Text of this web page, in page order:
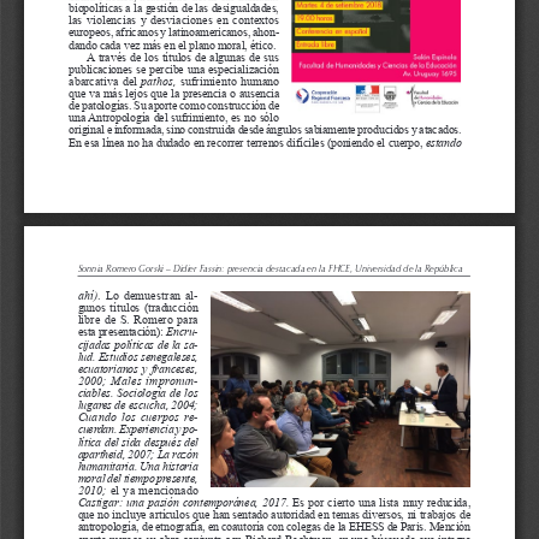
biopolíticas a la gestión de las desigualdades,
las  violencias  y  desviaciones  en  contextos
europeos, africanos y latinoamericanos, ahon-
dando cada vez más en el plano moral, ético.
A  través  de  los  títulos  de  algunas  de  sus
publicaciones  se  percibe  una  especialización
abarcativa  del pathos, sufrimiento  humano
que va más lejos que la presencia o ausencia
de patologías. Su aporte como construcción de
una Antropología del sufrimiento, es no sólo
original e informada, sino construida desde ángulos sabiamente producidos y atacados.
En esa línea no ha dudado en recorrer terrenos difíciles (poniendo el cuerpo, estando
Sonnia Romero Gorski – Didier Fassin: presencia destacada en la FHCE, Universidad de la República
ahí) .  Lo  demuestran  al-
gunos  títulos  (traducción
libre  de  S.  Romero  para
esta presentación): Encru-
cijadas políticas de la sa-
lud. Estudios senegaleses,
ecuatorianos  y  franceses,
2000;  Males  impronun-
ciables. Sociología de los
lugares de escucha, 2004;
Cuando  los  cuerpos  re-
cuerdan. Experiencia y po-
lítica del sida después del
apartheid, 2007; La razón
humanitaria. Una historia
moral del tiempo presente,
2010; el  ya  mencionado
Castigar:  una  pasión  contemporánea,  2017. Es  por  cierto  una  lista  muy  reducida,
que no incluye artículos que han sentado autoridad en temas diversos, ni trabajos de
antropología, de etnografía, en coautoría con colegas de la EHESS de Paris. Mención